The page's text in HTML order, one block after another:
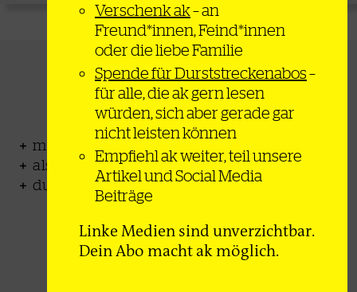
Förder-Abo
monatlich auf 32 Seiten + Onlinezugang
als Print oder Digital-Abo erhältlich
du finanzierst ein Sozial-Abo
Verschenk ak– an
Freund*innen, Feind*innen
oder die liebe Familie
Spende für Durststreckenabos–
für alle, die ak gern lesen
würden, sich aber gerade gar
nicht leisten können
Empfiehl ak weiter, teil unsere
Artikel und Social Media
Beiträge
Linke Medien sind unverzichtbar.
Dein Abo macht ak möglich.